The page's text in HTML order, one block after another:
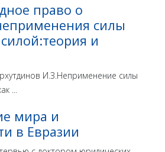
право о
силы
и
И.З.Неприменение силы
...
мира и
в Евразии